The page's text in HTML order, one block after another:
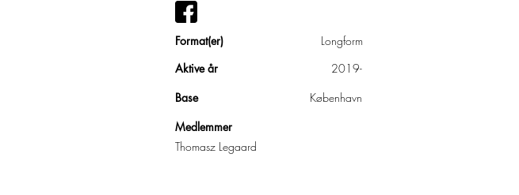
Format(er)
Longform
Aktive år
2019-
Base
København
Medlemmer
Thomasz Legaard